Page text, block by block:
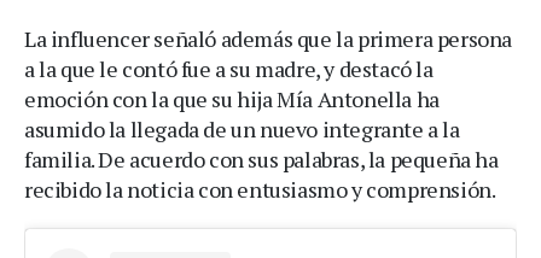
La influencer señaló además que la primera persona
a la que le contó fue a su madre, y destacó la
emoción con la que su hija Mía Antonella ha
asumido la llegada de un nuevo integrante a la
familia. De acuerdo con sus palabras, la pequeña ha
recibido la noticia con entusiasmo y comprensión.